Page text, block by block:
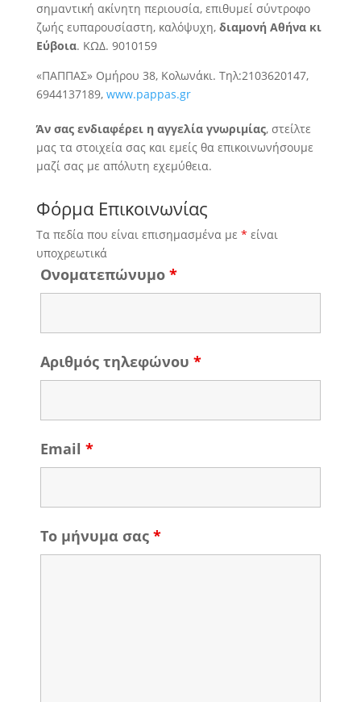
σημαντική ακίνητη περιουσία, επιθυμεί σύντροφο
ζωής ευπαρουσίαστη, καλόψυχη, διαμονή Αθήνα κι
Εύβοια. ΚΩΔ. 9010159
«ΠΑΠΠΑΣ» Ομήρου 38, Κολωνάκι. Τηλ:2103620147,
6944137189, www.pappas.gr
Άν σας ενδιαφέρει η αγγελία γνωριμίας, στείλτε
μας τα στοιχεία σας και εμείς θα επικοινωνήσουμε
μαζί σας με απόλυτη εχεμύθεια.
Φόρμα Επικοινωνίας
Τα πεδία που είναι επισημασμένα με * είναι
υποχρεωτικά
Ονοματεπώνυμο *
Αριθμός τηλεφώνου *
Email *
Το μήνυμα σας *